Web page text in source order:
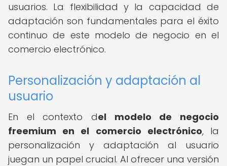
usuarios. La flexibilidad y la capacidad de
adaptación son fundamentales para el éxito
continuo de este modelo de negocio en el
comercio electrónico.
Personalización y adaptación al
usuario
En el contexto del modelo de negocio
freemium en el comercio electrónico, la
personalización y adaptación al usuario
juegan un papel crucial. Al ofrecer una versión